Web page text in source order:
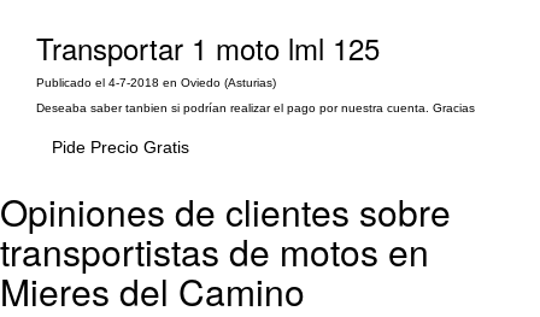
Transportar 1 moto lml 125
Publicado el 4-7-2018 en Oviedo (Asturias)
Deseaba saber tanbien si podrían realizar el pago por nuestra cuenta. Gracias
Pide Precio Gratis
Opiniones de clientes sobre
transportistas de motos en
Mieres del Camino